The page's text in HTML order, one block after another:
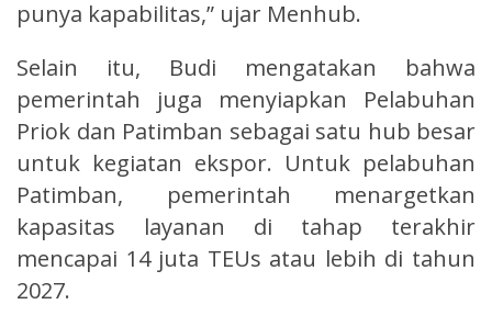
punya kapabilitas,” ujar Menhub.
Selain itu, Budi mengatakan bahwa
pemerintah juga menyiapkan Pelabuhan
Priok dan Patimban sebagai satu hub besar
untuk kegiatan ekspor. Untuk pelabuhan
Patimban, pemerintah menargetkan
kapasitas layanan di tahap terakhir
mencapai 14 juta TEUs atau lebih di tahun
2027.